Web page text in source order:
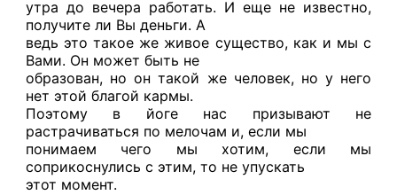
утра до вечера работать. И еще не известно,
получите ли Вы деньги. А
ведь это такое же живое существо, как и мы с
Вами. Он может быть не
образован, но он такой же человек, но у него
нет этой благой кармы.
Поэтому в йоге нас призывают не
растрачиваться по мелочам и, если мы
понимаем чего мы хотим, если мы
соприкоснулись с этим, то не упускать
этот момент.